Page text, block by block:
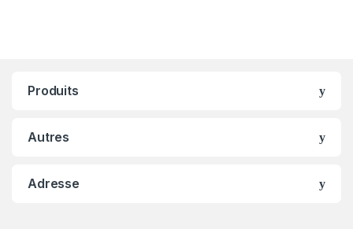
Produits
Autres
Adresse